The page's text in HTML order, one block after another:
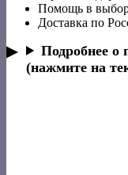
Помощь в
Доставка по
Подробнее о
(нажмите на